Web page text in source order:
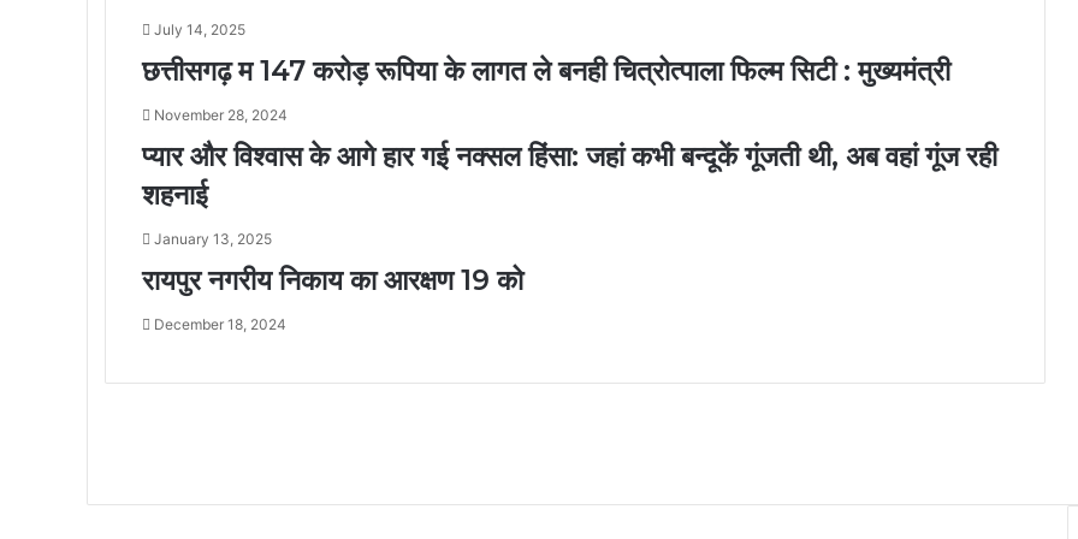
July 14, 2025
छत्तीसगढ़ म 147 करोड़ रूपिया के लागत ले बनही चित्रोत्पाला फिल्म सिटी : मुख्यमंत्री
November 28, 2024
प्यार और विश्वास के आगे हार गई नक्सल हिंसा: जहां कभी बन्दूकें गूंजती थी, अब वहां गूंज रही
शहनाई
January 13, 2025
रायपुर नगरीय निकाय का आरक्षण 19 को
December 18, 2024